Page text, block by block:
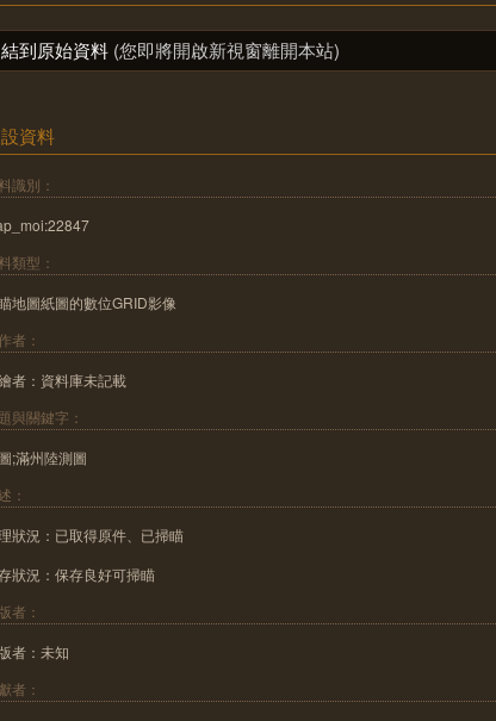
到原始資料 (您即將開啟新視窗離開本站)
資料
識別：
類型：
地圖紙圖的數位GRID影像
者：
者：資料庫未記載
與關鍵字：
;滿州陸測圖
：
狀況：已取得原件、已掃瞄
狀況：保存良好可掃瞄
者：
者：未知
者：